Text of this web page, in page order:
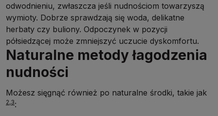
odwodnieniu, zwłaszcza jeśli nudnościom towarzyszą
wymioty. Dobrze sprawdzają się woda, delikatne
herbaty czy buliony. Odpoczynek w pozycji
półsiedzącej może zmniejszyć uczucie dyskomfortu.
Naturalne metody łagodzenia
nudności
Możesz sięgnąć również po naturalne środki, takie jak
2,3: